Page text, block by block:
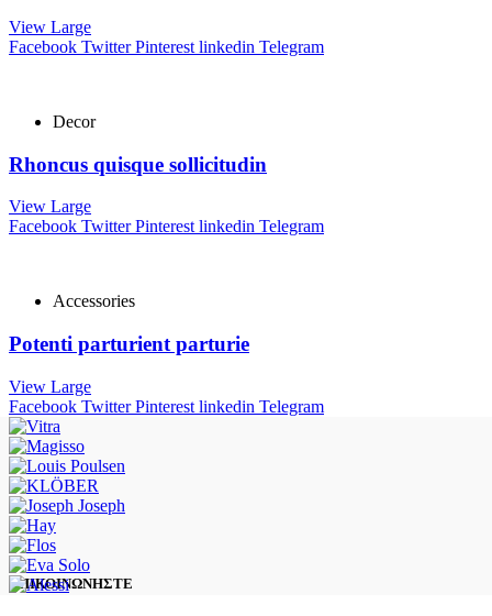
View Large
Facebook Twitter Pinterest linkedin Telegram
Decor
Rhoncus quisque sollicitudin
View Large
Facebook Twitter Pinterest linkedin Telegram
Accessories
Potenti parturient parturie
View Large
Facebook Twitter Pinterest linkedin Telegram
ΕΠΙΚΟΙΝΩΝΗΣΤΕ